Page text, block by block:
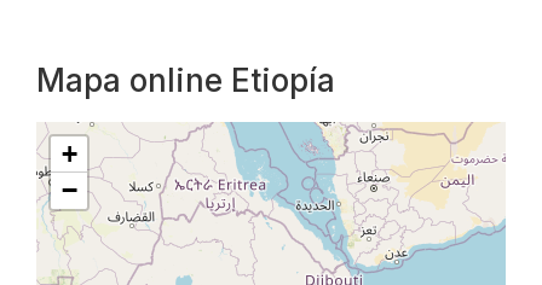
Mapa online Etiopía
+
−